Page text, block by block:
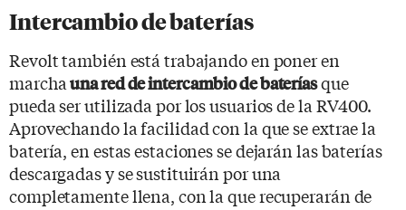
Intercambio de baterías
Revolt también está trabajando en poner en
marchauna red de intercambio de bateríasque
pueda ser utilizada por los usuarios de la RV400.
Aprovechando la facilidad con la que se extrae la
batería, en estas estaciones se dejarán las baterías
descargadas y se sustituirán por una
completamente llena, con la que recuperarán de